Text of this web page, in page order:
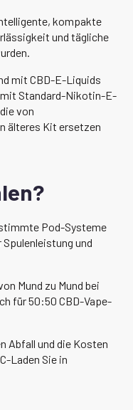
kompakte
und tägliche
mit CBD-E-Liquids
Standard-Nikotin-E-
von
älteres Kit ersetzen
Pod-Systeme
und
Mund zu Mund bei
für 50:50 CBD-Vape-
Abfall und die Kosten
Laden Sie in